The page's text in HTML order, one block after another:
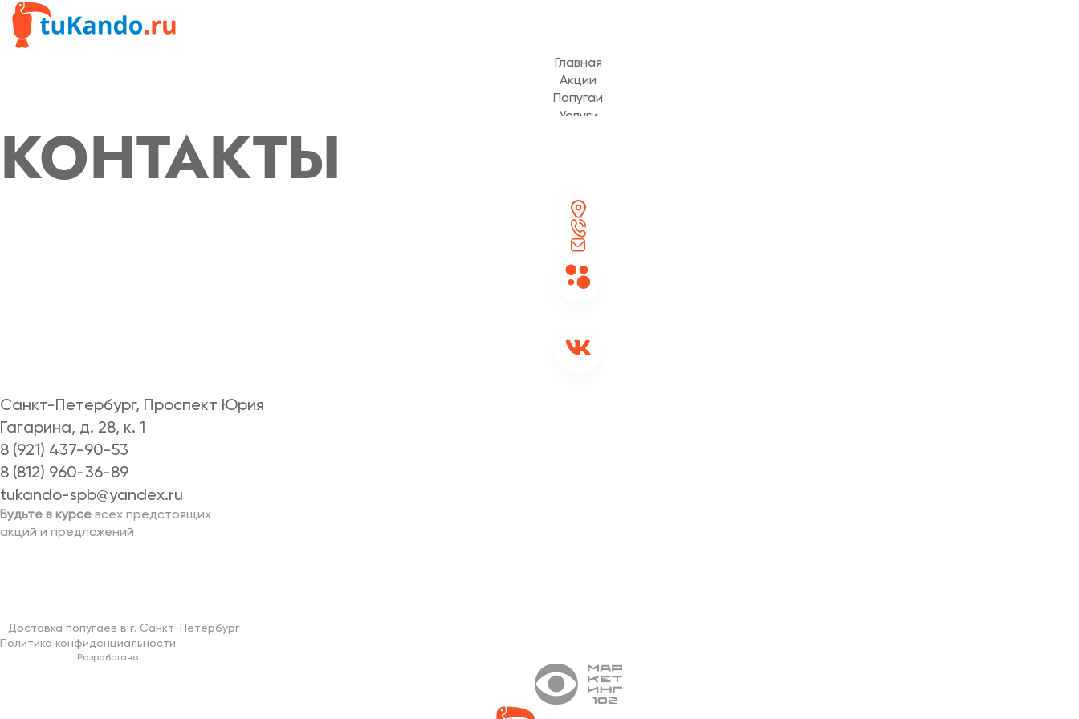
Главная
Акции
Попугаи
Услуги
8 (921) 437-90-53
8 (812) 960-36-89
КОНТАКТЫ
Санкт-Петербург, Проспект Юрия
Гагарина, д. 28, к. 1
8 (921) 437-90-53
8 (812) 960-36-89
tukando-spb@yandex.ru
Будьте в курсе всех предстоящих
акций и предложений
Доставка попугаев в г. Санкт-Петербург
Политика конфиденциальности
Разработано